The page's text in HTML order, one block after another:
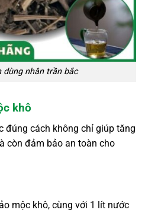
dùng nhân trần bắc
khô
đúng cách không chỉ giúp tăng
còn đảm bảo an toàn cho
mộc khô, cùng với 1 lít nước